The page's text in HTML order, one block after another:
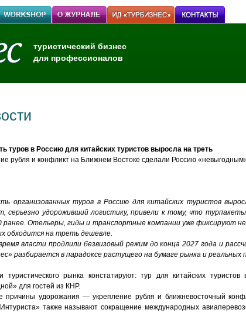
туристический бизнес
для профессионалов
туров в Россию для китайских туристов выросла на треть
рубля и конфликт на Ближнем Востоке сделали Россию
организованных туров в Россию для китайских туристов
серьезно удороживший логистику, привели к тому, что
ранее. Отельеры, гиды и транспортные компании уже фиксируют
обходится на треть дешевле.
власти продлили безвизовый режим до конца 2027 года и
разбирается в парадоксе растущего на бумаге рынка и реальных
туристического рынка констатируют: тур для китайских
для гостей из КНР.
причины удорожания — укрепление рубля и ближневосточный
также называют сокращение международных